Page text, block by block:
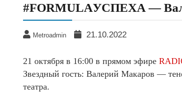
#FORMULAУСПЕХА —
Metroadmin 21.10.2022
21 октября в 16:00 в прямом эфире
Звездный гость: Валерий Макаров —
театра.